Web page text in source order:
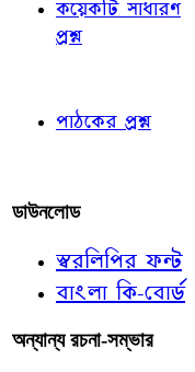
কয়েকটি সাধারণ
প্রশ্ন
পাঠকের প্রশ্ন
ডাউনলোড
স্বরলিপির ফন্ট
বাংলা কি-বোর্ড
অন্যান্য রচনা-সম্ভার